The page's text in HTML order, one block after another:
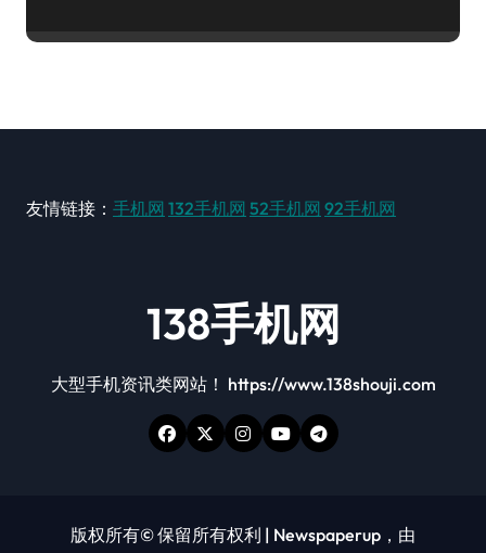
友情链接： 手机网 132手机网 52手机网 92手机网
138手机网
大型手机资讯类网站！ https://www.138shouji.com
版权所有© 保留所有权利 | Newspaperup ，由